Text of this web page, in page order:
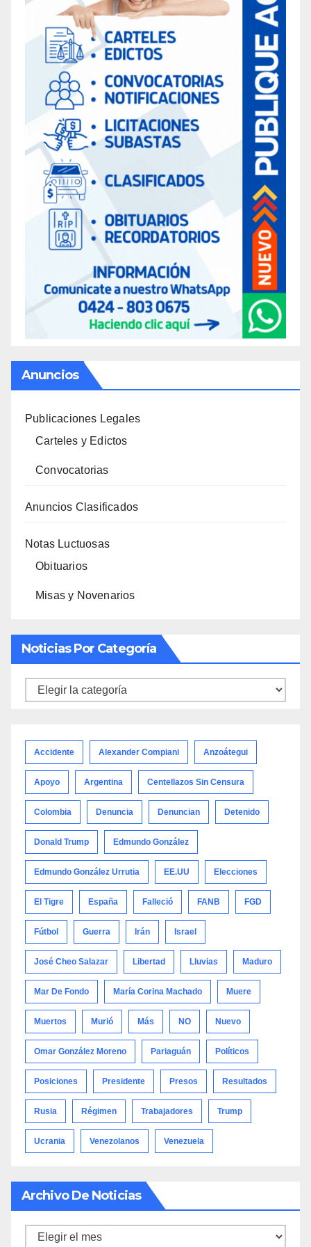
Anuncios
Publicaciones Legales
Carteles y Edictos
Convocatorias
Anuncios Clasificados
Notas Luctuosas
Obituarios
Misas y Novenarios
Noticias Por Categoría
Noticias
Accidente Alexander Compiani Anzoátegui
Apoyo Argentina Centellazos Sin Censura
Colombia Denuncia Denuncian Detenido
Donald Trump Edmundo González
Edmundo González Urrutia EE.UU Elecciones
El Tigre España Falleció FANB FGD
Fútbol Guerra Irán Israel
José Cheo Salazar Libertad Lluvias Maduro
Mar De Fondo María Corina Machado Muere
Muertos Murió Más NO Nuevo
Omar González Moreno Pariaguán Políticos
Posiciones Presidente Presos Resultados
Rusia Régimen Trabajadores Trump
Ucrania Venezolanos Venezuela
Archivo De Noticias
Archivo